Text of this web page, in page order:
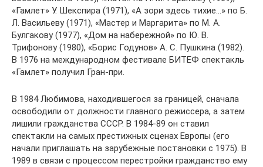
«Гамлет» У. Шекспира (1971), «А зори здесь тихие…» по Б.
Л. Васильеву (1971), «Мастер и Маргарита» по М. А.
Булгакову (1977), «Дом на набережной» по Ю. В.
Трифонову (1980), «Борис Годунов» А. С. Пушкина (1982).
В 1976 на международном фестивале БИТЕФ спектакль
«Гамлет» получил Гран-при.
В 1984 Любимова, находившегося за границей, сначала
освободили от должности главного режиссера, а затем
лишили гражданства СССР. В 1984-89 он ставил
спектакли на самых престижных сценах Европы (его
начали приглашать на зарубежные постановки с 1975). В
1989 в связи с процессом перестройки гражданство ему